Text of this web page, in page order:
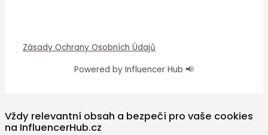
Zásady Ochrany Osobních Údajů
Powered by Influencer Hub 📢
Vždy relevantní obsah a bezpečí pro vaše cookies
na InfluencerHub.cz